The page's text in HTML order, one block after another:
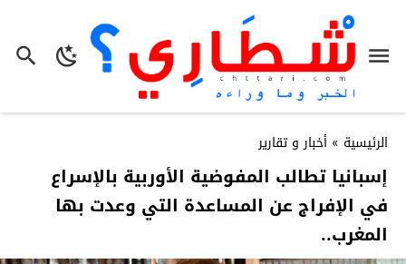
الرئيسية » أخبار و تقارير
إسبانيا تطالب المفوضية الأوربية بالإسراع
في الإفراج عن المساعدة التي وعدت بها
المغرب..